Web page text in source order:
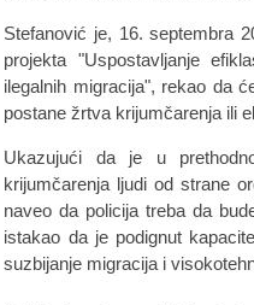
Stefanović je, 16. septembra
projekta "Uspostavljanje
ilegalnih migracija", rekao da
postane žrtva krijumčarenja ili
Ukazujući da je u
krijumčarenja ljudi od strane
naveo da policija treba da
istakao da je podignut
suzbijanje migracija i